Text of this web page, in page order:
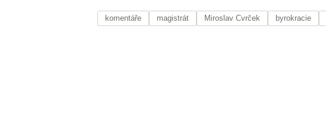
komentáře magistrát Miroslav Cvrček byrokracie